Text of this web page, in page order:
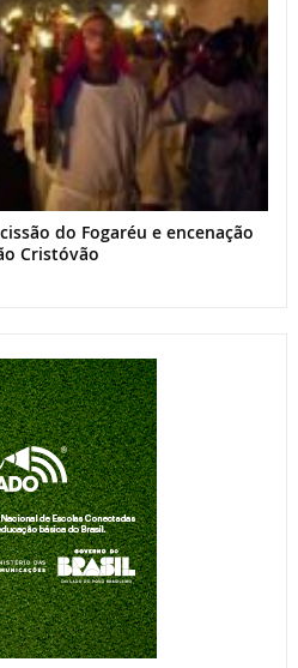
do Fogaréu e encenação
Cristóvão